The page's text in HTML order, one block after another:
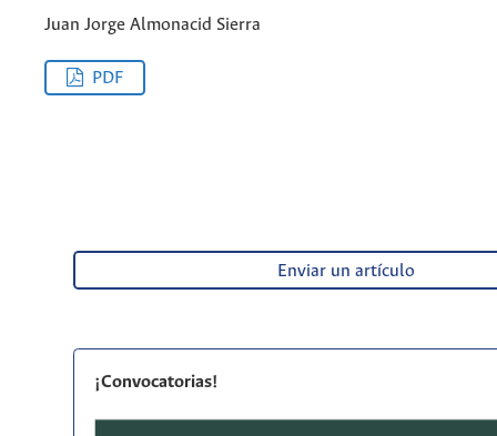
Juan Jorge Almonacid Sierra
PDF
Enviar un artículo
¡Convocatorias!